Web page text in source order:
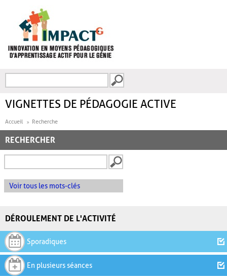
FORMULAIRE DE
VIGNETTES DE PÉDAGOGIE ACTIVE
Accueil Recherche
RECHERCHER
Voir tous les mots-clés
DÉROULEMENT DE L'ACTIVITÉ
Sporadiques
En plusieurs séances